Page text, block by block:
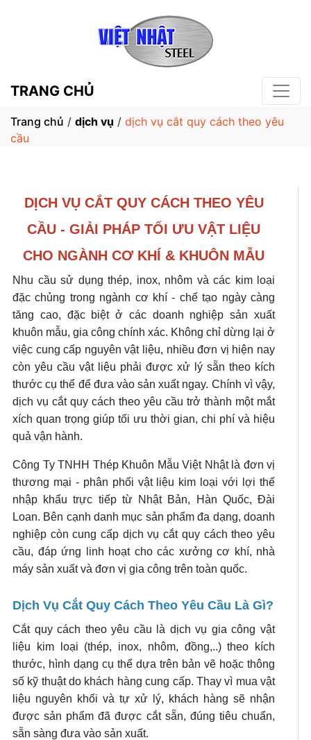
TRANG CHỦ
Trang chủ / dịch vụ / dịch vụ cắt quy cách theo yêu
cầu
DỊCH VỤ CẮT QUY CÁCH THEO YÊU
CẦU - GIẢI PHÁP TỐI ƯU VẬT LIỆU
CHO NGÀNH CƠ KHÍ & KHUÔN MẪU
Nhu cầu sử dụng thép, inox, nhôm và các kim loại
đặc chủng trong ngành cơ khí - chế tạo ngày càng
tăng cao, đặc biệt ở các doanh nghiệp sản xuất
khuôn mẫu, gia công chính xác. Không chỉ dừng lại ở
việc cung cấp nguyên vật liệu, nhiều đơn vị hiện nay
còn yêu cầu vật liệu phải được xử lý sẵn theo kích
thước cụ thể để đưa vào sản xuất ngay. Chính vì vậy,
dịch vụ cắt quy cách theo yêu cầu trở thành một mắt
xích quan trọng giúp tối ưu thời gian, chi phí và hiệu
quả vận hành.
Công Ty TNHH Thép Khuôn Mẫu Việt Nhật là đơn vị
thương mại - phân phối vật liệu kim loại với lợi thế
nhập khẩu trực tiếp từ Nhật Bản, Hàn Quốc, Đài
Loan. Bên cạnh danh mục sản phẩm đa dạng, doanh
nghiệp còn cung cấp dịch vụ cắt quy cách theo yêu
cầu, đáp ứng linh hoạt cho các xưởng cơ khí, nhà
máy sản xuất và đơn vị gia công trên toàn quốc.
Dịch Vụ Cắt Quy Cách Theo Yêu Cầu Là Gì?
Cắt quy cách theo yêu cầu là dịch vụ gia công vật
liệu kim loại (thép, inox, nhôm, đồng,..) theo kích
thước, hình dạng cụ thể dựa trên bản vẽ hoặc thông
số kỹ thuật do khách hàng cung cấp. Thay vì mua vật
liệu nguyên khối và tự xử lý, khách hàng sẽ nhận
được sản phẩm đã được cắt sẵn, đúng tiêu chuẩn,
sẵn sàng đưa vào sản xuất.